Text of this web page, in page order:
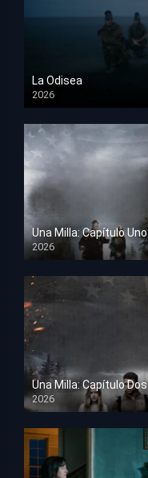
La Odisea
2026
TS Screener
Una Milla: Capítulo Uno
2026
HD 1080p
Una Milla: Capítulo Dos
2026
HD 1080p